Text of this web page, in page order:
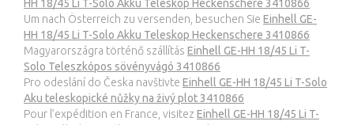
HH 18/45 Li T-Solo Akku Teleskop Heckenschere 3410866
Um nach Österreich zu versenden, besuchen Sie Einhell GE-
HH 18/45 Li T-Solo Akku Teleskop Heckenschere 3410866
Magyarországra történő szállítás Einhell GE-HH 18/45 Li T-
Solo Teleszkópos sövényvágó 3410866
Pro odeslání do Česka navštivte Einhell GE-HH 18/45 Li T-Solo
Aku teleskopické nůžky na živý plot 3410866
Pour l’expédition en France, visitez Einhell GE-HH 18/45 Li T-